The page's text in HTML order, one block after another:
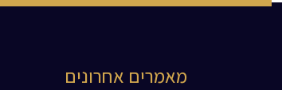
מאמרים אחרונים